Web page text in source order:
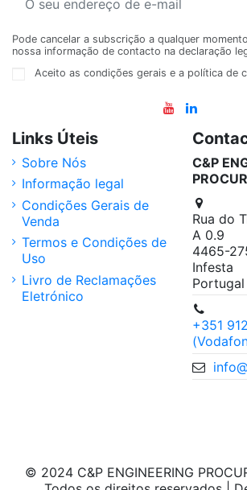
Pode cancelar a subscrição a qualquer
nossa informação de contacto na declaração
Aceito as condições gerais e a política de
Links Úteis
Sobre Nós
Informação legal
Condições Gerais de
Venda
Termos e Condições de
Uso
Livro de Reclamações
Eletrónico
C&P
Rua do
A 0.9
4465-
Infesta
Portugal
+351
© 2024 C&P ENGINEERING